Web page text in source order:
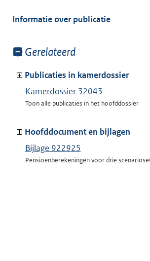
van:
Informatie over publicatie
Toon
van:
Gerelateerd
Publicaties in kamerdossier
Kamerdossier 32043
Toon alle publicaties in het hoofddossier
Hoofddocument en bijlagen
Bijlage 922925
Pensioenberekeningen voor drie